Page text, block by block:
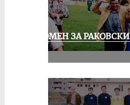
СПОМЕН ЗА РАКОВСКИ